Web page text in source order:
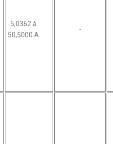
-5,0362 à
50,5000 A
-